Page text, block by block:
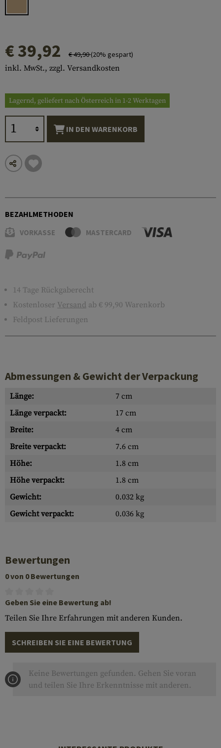
€ 39,92 € 49,90(20% gespart)
inkl. MwSt., zzgl. Versandkosten
Lagernd, geliefert nach Österreich in 1-2 Werktagen
IN DEN WARENKORB
BEZAHLMETHODEN
VORKASSE MASTERCARD
14 Tage Rückgaberecht
Kostenloser Versand ab € 99,90 Warenkorb
Feldpost Lieferungen
Abmessungen & Gewicht der Verpackung
Länge:
7 cm
Länge verpackt:
17 cm
Breite:
4 cm
Breite verpackt:
7.6 cm
Höhe:
1.8 cm
Höhe verpackt:
1.8 cm
Gewicht:
0.032 kg
Gewicht verpackt:
0.036 kg
Bewertungen
0 von 0 Bewertungen
Geben Sie eine Bewertung ab!
Teilen Sie Ihre Erfahrungen mit anderen Kunden.
SCHREIBEN SIE EINE BEWERTUNG
Keine Bewertungen gefunden. Gehen Sie voran
und teilen Sie Ihre Erkenntnisse mit anderen.